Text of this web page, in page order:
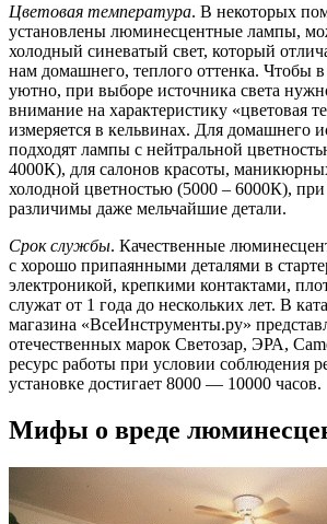
Цветовая температура. В некоторых
установлены люминесцентные лампы,
холодный синеватый свет, который
нам домашнего, теплого оттенка. Чтобы
уютно, при выборе источника света
внимание на характеристику «цветовая
измеряется в кельвинах. Для домашнего
подходят лампы с нейтральной
4000К), для салонов красоты,
холодной цветностью (5000 – 6000К),
различимы даже мельчайшие детали.
Срок службы. Качественные
с хорошо припаянными деталями в
электроникой, крепкими контактами,
служат от 1 года до нескольких лет. В
магазина «ВсеИнструменты.ру»
отечественных марок Светозар, ЭРА,
ресурс работы при условии соблюдения
установке достигает 8000 — 10000 часов.
Мифы о вреде